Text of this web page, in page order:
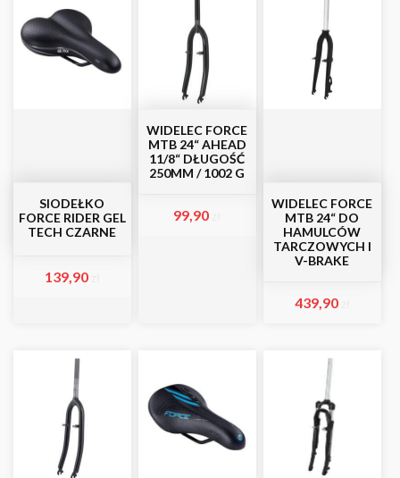
SIODEŁKO
FORCE RIDER GEL
TECH CZARNE
139,90
WIDELEC FORCE
MTB 24“ AHEAD
11/8“ DŁUGOŚĆ
250MM / 1002 G
99,90
WIDELEC FORCE
MTB 24“ DO
HAMULCÓW
TARCZOWYCH I
V-BRAKE
439,90